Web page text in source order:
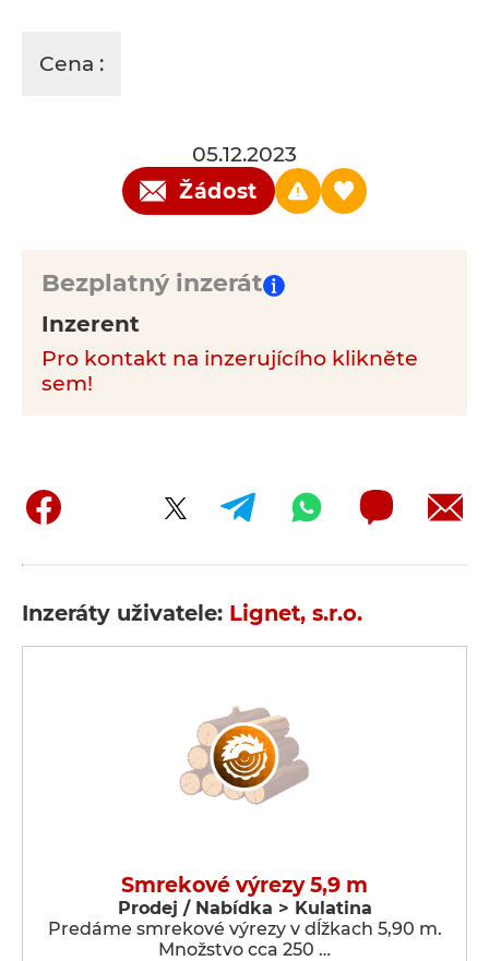
Cena :
05.12.2023
Žádost
Bezplatný inzerát
Inzerent
Pro kontakt na inzerujícího klikněte
sem!
Inzeráty uživatele: Lignet, s.r.o.
Smrekové výrezy 5,9 m
Prodej / Nabídka > Kulatina
Predáme smrekové výrezy v dĺžkach 5,90 m.
Množstvo cca 250 …